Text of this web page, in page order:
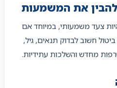
את המשמעות
צעד משמעותי, במיוחד אם
חשוב לבדוק תנאים, גיל,
מחדש והשלכות עתידיות.